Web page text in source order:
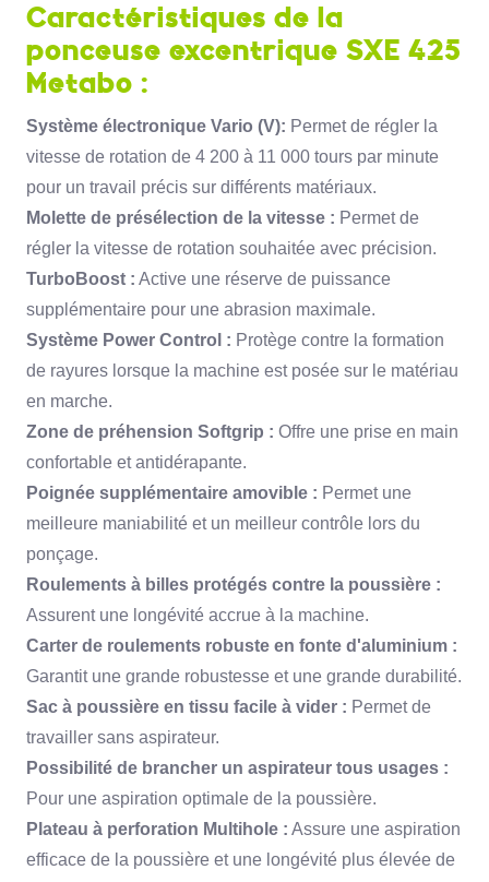
Caractéristiques de la
ponceuse excentrique SXE 425
Metabo :
Système électronique Vario (V): Permet de régler la
vitesse de rotation de 4 200 à 11 000 tours par minute
pour un travail précis sur différents matériaux.
Molette de présélection de la vitesse : Permet de
régler la vitesse de rotation souhaitée avec précision.
TurboBoost : Active une réserve de puissance
supplémentaire pour une abrasion maximale.
Système Power Control : Protège contre la formation
de rayures lorsque la machine est posée sur le matériau
en marche.
Zone de préhension Softgrip : Offre une prise en main
confortable et antidérapante.
Poignée supplémentaire amovible : Permet une
meilleure maniabilité et un meilleur contrôle lors du
ponçage.
Roulements à billes protégés contre la poussière :
Assurent une longévité accrue à la machine.
Carter de roulements robuste en fonte d'aluminium :
Garantit une grande robustesse et une grande durabilité.
Sac à poussière en tissu facile à vider : Permet de
travailler sans aspirateur.
Possibilité de brancher un aspirateur tous usages :
Pour une aspiration optimale de la poussière.
Plateau à perforation Multihole : Assure une aspiration
efficace de la poussière et une longévité plus élevée de